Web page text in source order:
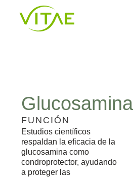
Glucosamina
FUNCIÓN
Estudios científicos
respaldan la eficacia de la
glucosamina como
condroprotector, ayudando
a proteger las